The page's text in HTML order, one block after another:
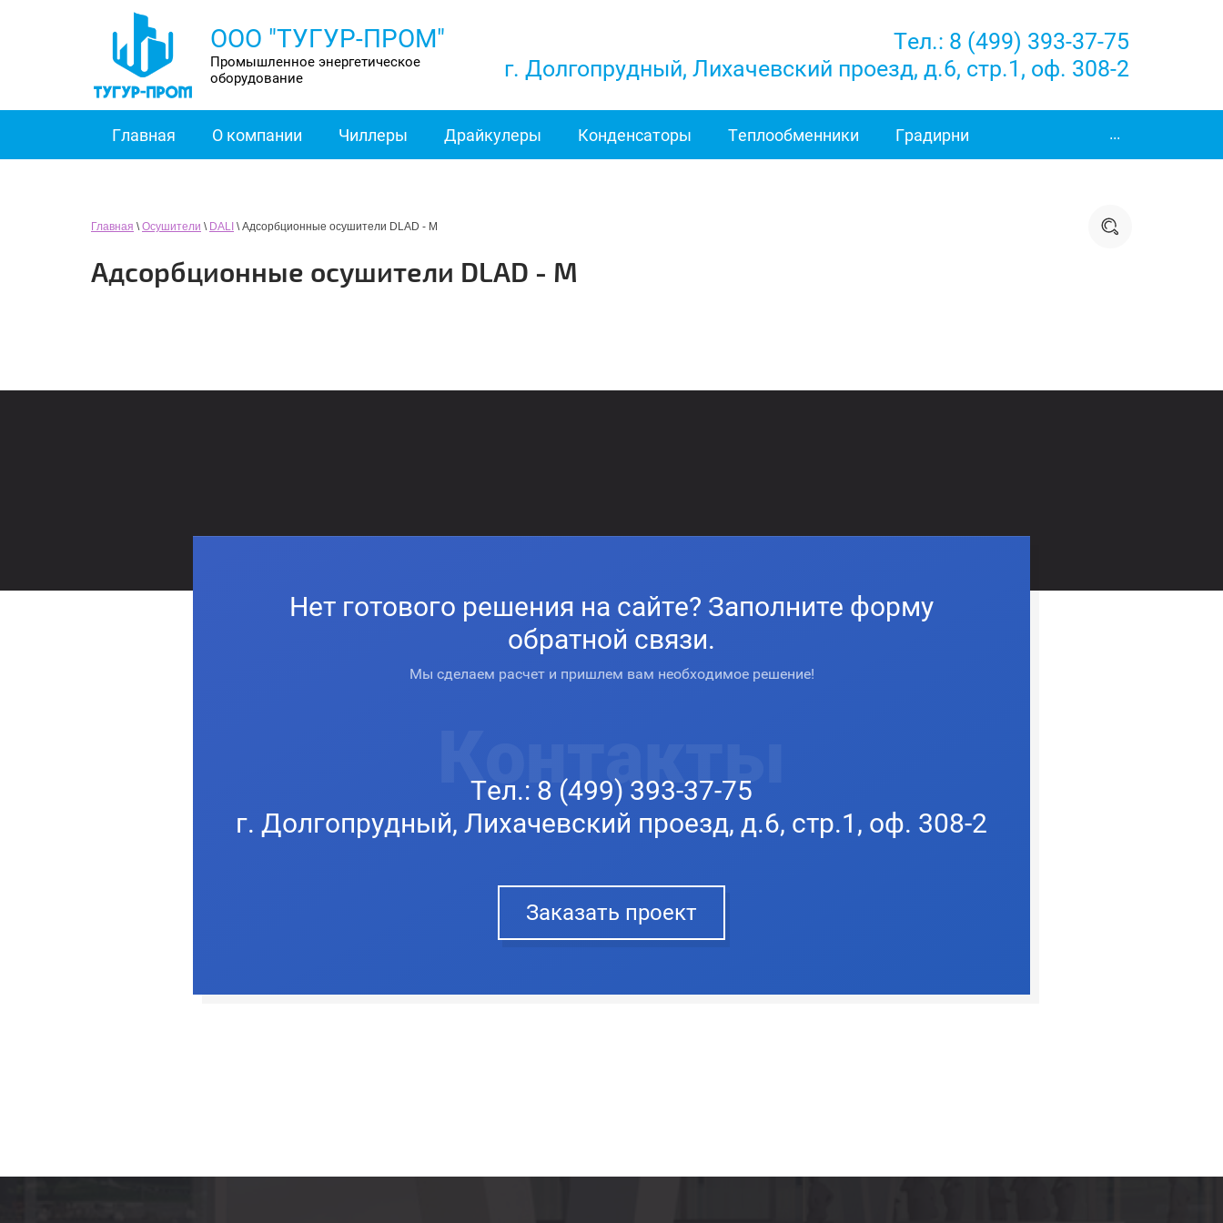
ООО "ТУГУР-ПРОМ"
Промышленное энергетическое
оборудование
Тел.: 8 (499) 393-37-75
г. Долгопрудный, Лихачевский проезд, д.6, стр.1, оф. 308-2
Главная О компании Чиллеры Драйкулеры Конденсаторы Теплообменники Градирни ...
Главная \Осушители \ DALI \ Адсорбционные осушители DLAD - M
Адсорбционные осушители DLAD - M
Нет готового решения на сайте? Заполните форму
обратной связи.
Мы сделаем расчет и пришлем вам необходимое решение!
Контакты
Тел.: 8 (499) 393-37-75
г. Долгопрудный, Лихачевский проезд, д.6, стр.1, оф. 308-2
Заказать проект